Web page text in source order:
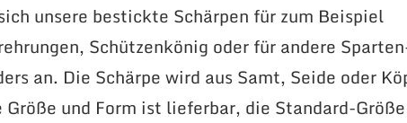
unsere bestickte Schärpen für zum Beispiel
Schützenkönig oder für andere
an. Die Schärpe wird aus Samt, Seide oder
und Form ist lieferbar, die Standard-Größe